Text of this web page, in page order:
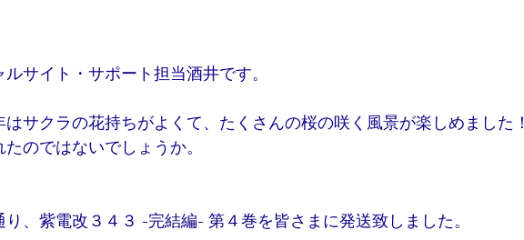
評価されています。
サイト・サポート担当酒井です。
サクラの花持ちがよくて、たくさんの桜の咲く風景が楽しめました！
のではないでしょうか。
、紫電改３４３ -完結編- 第４巻を皆さまに発送致しました。